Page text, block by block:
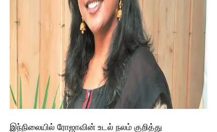
இந்நிலையில் ரோஜாவின் உடல் நலம் குறித்து